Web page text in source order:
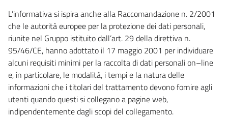
L’informativa si ispira anche alla Raccomandazione n. 2/2001
che le autorità europee per la protezione dei dati personali,
riunite nel Gruppo istituito dall’art. 29 della direttiva n.
95/46/CE, hanno adottato il 17 maggio 2001 per individuare
alcuni requisiti minimi per la raccolta di dati personali on–line
e, in particolare, le modalità, i tempi e la natura delle
informazioni che i titolari del trattamento devono fornire agli
utenti quando questi si collegano a pagine web,
indipendentemente dagli scopi del collegamento.